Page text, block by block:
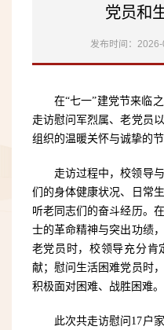
党员和
发布时间：
在“七一”建党节来临
走访慰问军烈属、老党员
组织的温暖关怀与诚挚的节
走访过程中，校领导
们的身体健康状况、日常
听老同志们的奋斗经历。
士的革命精神与突出功绩
老党员时，校领导充分肯
献；慰问生活困难党员时
积极面对困难、战胜困难。
此次共走访慰问17户